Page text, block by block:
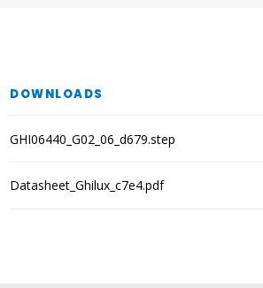
DOWNLOADS
GHI06440_G02_06_d679.step
Datasheet_Ghilux_c7e4.pdf